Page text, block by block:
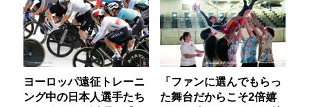
ヨーロッパ遠征トレーニ
ング中の日本人選手たち
「ファンに選んでもらっ
た舞台だからこそ2倍嬉